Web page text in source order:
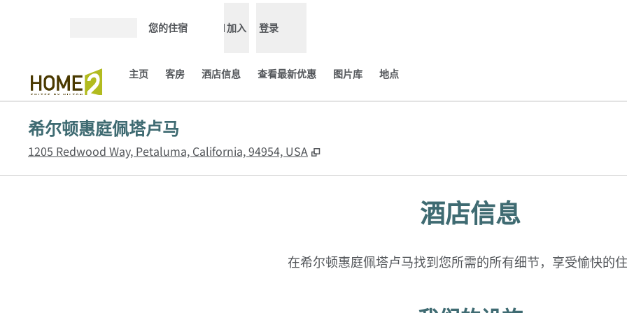
您的住宿 加入 登录
主页 客房 酒店信息 查看最新优惠​ 图片库 地点
希尔顿惠庭佩塔卢马
1205 Redwood Way, Petaluma, California, 94954, USA ,
酒店信息
在希尔顿惠庭佩塔卢马找到您所需的所有细节，享受愉快的